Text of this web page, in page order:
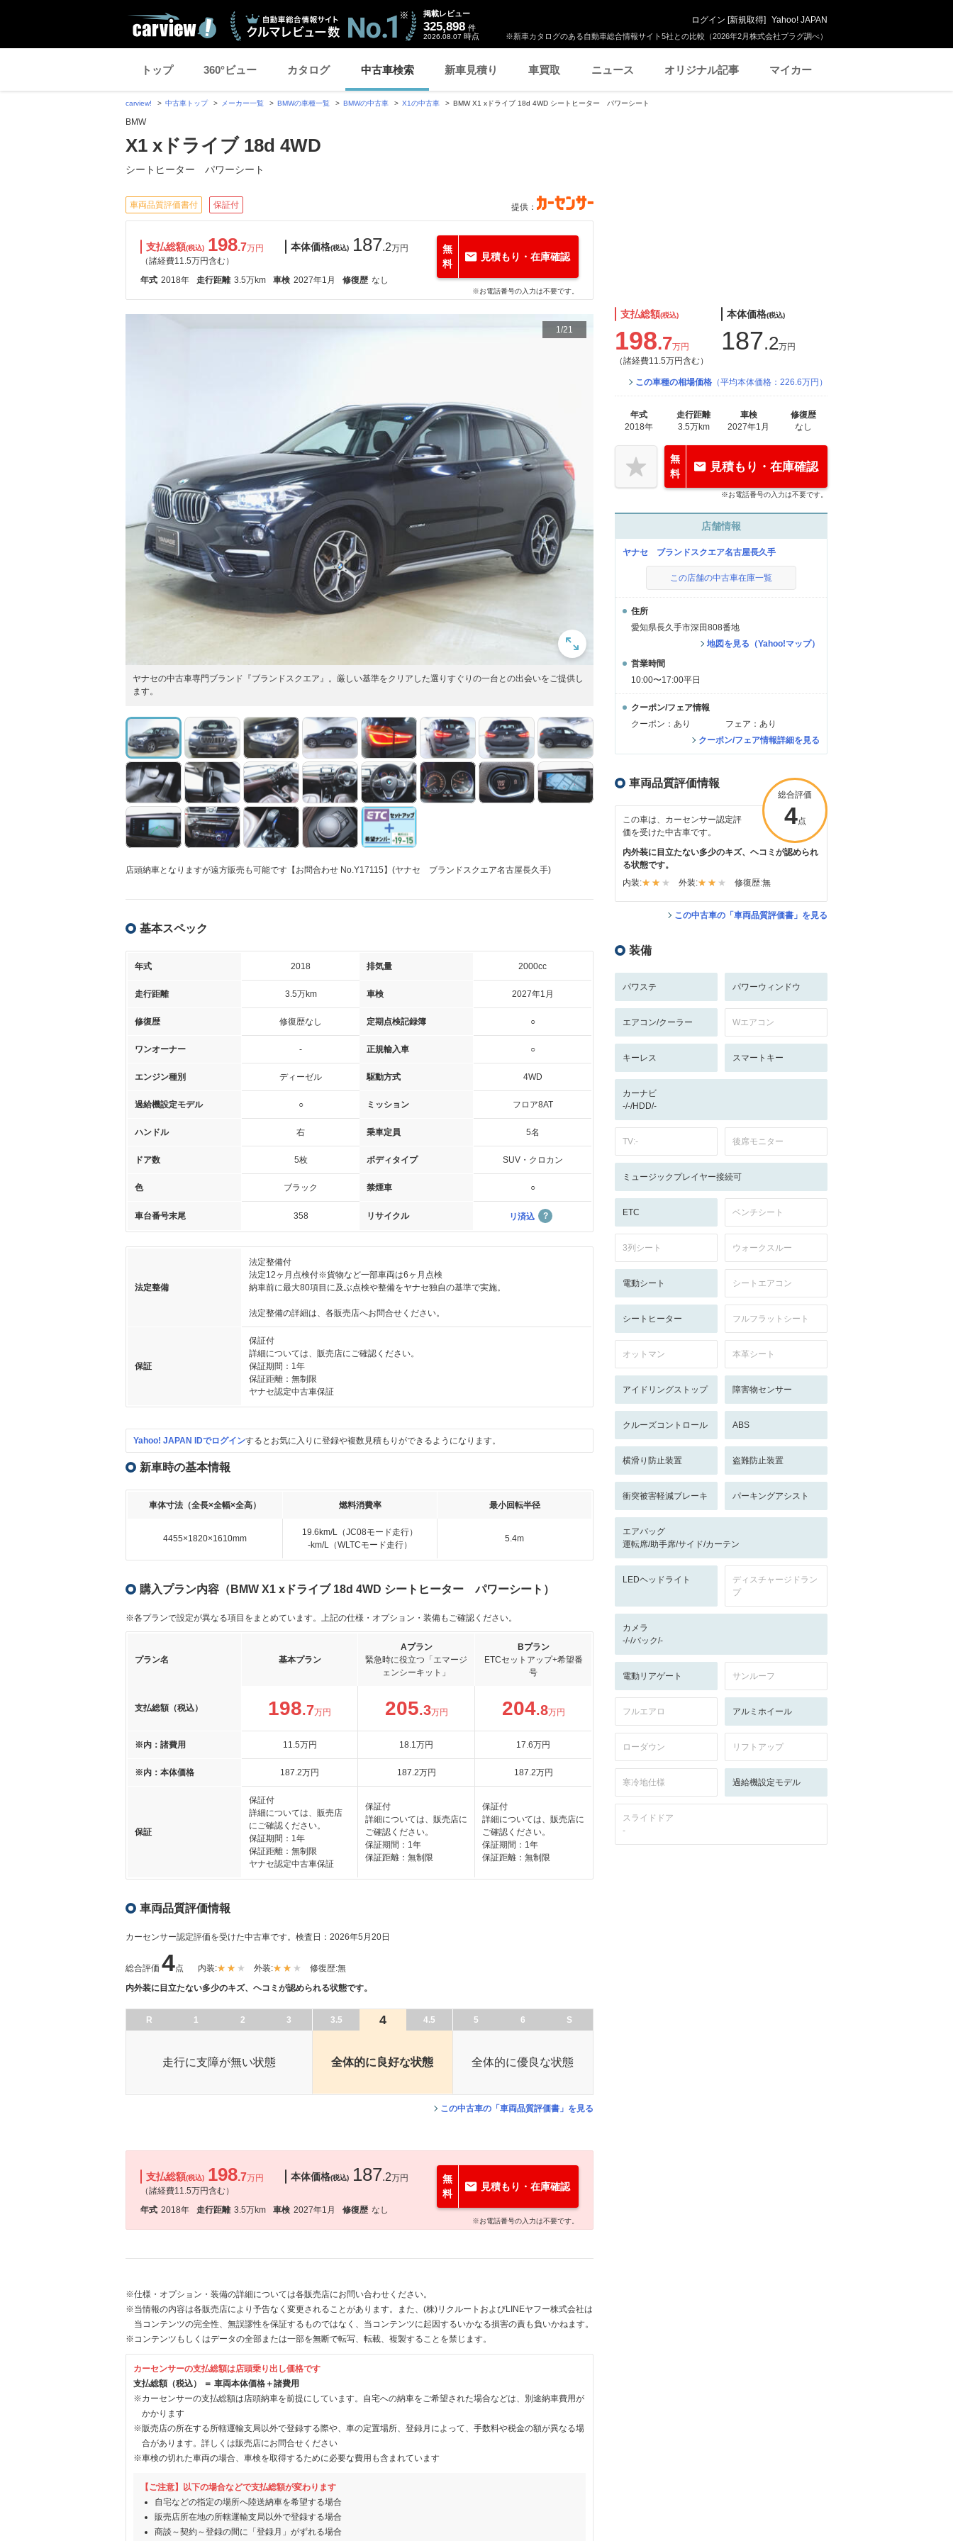
※新車カタログのある自動車総合情報サイト5社との比較（2026年2月株式会社プラグ調べ）
掲載レビュー
325,898 件
2026.08.07 時点
ログイン [新規取得] Yahoo! JAPAN
トップ 360°ビュー カタログ 中古車検索 新車見積り 車買取 ニュース オリジナル記事 マイカー
carview! 中古車トップ メーカー一覧 BMWの車種一覧 BMWの中古車 X1の中古車 BMW X1 xドライブ 18d 4WD シートヒーター パワーシート
BMW
X1 xドライブ 18d 4WD
シートヒーター パワーシート
車両品質評価書付 保証付 提供：
支払総額(税込) 198.7万円
（諸経費11.5万円含む）
本体価格(税込) 187.2万円
年式 2018年 走行距離 3.5万km 車検 2027年1月 修復歴 なし
無
料
見積もり・在庫確認
※お電話番号の入力は不要です。
1/21
ヤナセの中古車専門ブランド『ブランドスクエア』。厳しい基準をクリアした選りすぐりの一台との出会いをご提供し
ます。
店頭納車となりますが遠方販売も可能です【お問合わせ No.Y17115】(ヤナセ ブランドスクエア名古屋長久手)
基本スペック
年式 2018 排気量 2000cc
走行距離 3.5万km 車検 2027年1月
修復歴 修復歴なし 定期点検記録簿 ○
ワンオーナー - 正規輸入車 ○
エンジン種別 ディーゼル 駆動方式 4WD
過給機設定モデル ○ ミッション フロア8AT
ハンドル 右 乗車定員 5名
ドア数 5枚 ボディタイプ SUV・クロカン
色 ブラック 禁煙車 ○
車台番号末尾 358 リサイクル リ済込
法定整備
法定整備付
法定12ヶ月点検付※貨物など一部車両は6ヶ月点検
納車前に最大80項目に及ぶ点検や整備をヤナセ独自の基準で実施。
法定整備の詳細は、各販売店へお問合せください。
保証
保証付
詳細については、販売店にご確認ください。
保証期間：1年
保証距離：無制限
ヤナセ認定中古車保証
Yahoo! JAPAN IDでログインするとお気に入りに登録や複数見積もりができるようになります。
新車時の基本情報
車体寸法（全長×全幅×全高） 燃料消費率 最小回転半径
4455×1820×1610mm
19.6km/L（JC08モード走行）
-km/L（WLTCモード走行）
5.4m
購入プラン内容（BMW X1 xドライブ 18d 4WD シートヒーター パワーシート）
※各プランで設定が異なる項目をまとめています。上記の仕様・オプション・装備もご確認ください。
プラン名 基本プラン
Aプラン
緊急時に役立つ「エマージ
ェンシーキット」
Bプラン
ETCセットアップ+希望番
号
支払総額（税込） 198.7万円 205.3万円 204.8万円
※内：諸費用 11.5万円 18.1万円 17.6万円
※内：本体価格 187.2万円 187.2万円 187.2万円
保証
保証付
詳細については、販売店
にご確認ください。
保証期間：1年
保証距離：無制限
ヤナセ認定中古車保証
保証付
詳細については、販売店に
ご確認ください。
保証期間：1年
保証距離：無制限
保証付
詳細については、販売店に
ご確認ください。
保証期間：1年
保証距離：無制限
車両品質評価情報
カーセンサー認定評価を受けた中古車です。 検査日：2026年5月20日
総合評価 4点 内装: 外装: 修復歴:無
内外装に目立たない多少のキズ、ヘコミが認められる状態です。
R 1 2 3 3.5 4 4.5 5 6 S
走行に支障が無い状態 全体的に良好な状態 全体的に優良な状態
この中古車の「車両品質評価書」を見る
支払総額(税込) 198.7万円
（諸経費11.5万円含む）
本体価格(税込) 187.2万円
年式 2018年 走行距離 3.5万km 車検 2027年1月 修復歴 なし
無
料
見積もり・在庫確認
※お電話番号の入力は不要です。
※仕様・オプション・装備の詳細については各販売店にお問い合わせください。
※当情報の内容は各販売店により予告なく変更されることがあります。また、(株)リクルートおよびLINEヤフー株式会社は
当コンテンツの完全性、無誤謬性を保証するものではなく、当コンテンツに起因するいかなる損害の責も負いかねます。
※コンテンツもしくはデータの全部または一部を無断で転写、転載、複製することを禁じます。
カーセンサーの支払総額は店頭乗り出し価格です
支払総額（税込） ＝ 車両本体価格＋諸費用
※カーセンサーの支払総額は店頭納車を前提にしています。自宅への納車をご希望された場合などは、別途納車費用が
かかります
※販売店の所在する所轄運輸支局以外で登録する際や、車の定置場所、登録月によって、手数料や税金の額が異なる場
合があります。詳しくは販売店にお問合せください
※車検の切れた車両の場合、車検を取得するために必要な費用も含まれています
【ご注意】以下の場合などで支払総額が変わります
自宅などの指定の場所へ陸送納車を希望する場合
販売店所在地の所轄運輸支局以外で登録する場合
商談～契約～登録の間に「登録月」がずれる場合
支払総額(税込)
198.7万円
（諸経費11.5万円含む）
本体価格(税込)
187.2万円
この車種の相場価格 （平均本体価格：226.6万円）
年式
2018年
走行距離
3.5万km
車検
2027年1月
修復歴
なし
無
料
見積もり・在庫確認
※お電話番号の入力は不要です。
店舗情報
ヤナセ ブランドスクエア名古屋長久手
この店舗の中古車在庫一覧
住所
愛知県長久手市深田808番地
地図を見る（Yahoo!マップ）
営業時間
10:00〜17:00平日
クーポン/フェア情報
クーポン：あり
フェア：あり
クーポン/フェア情報詳細を見る
車両品質評価情報
総合評価
4点
この車は、カーセンサー認定評
価を受けた中古車です。
内外装に目立たない多少のキズ、ヘコミが認められ
る状態です。
内装:
外装: 修復歴:無
この中古車の「車両品質評価書」を見る
装備
パワステ パワーウィンドウ
エアコン/クーラー Wエアコン
キーレス スマートキー
カーナビ
-/-/HDD/-
TV:- 後席モニター
ミュージックプレイヤー接続可
ETC ベンチシート
3列シート ウォークスルー
電動シート シートエアコン
シートヒーター フルフラットシート
オットマン 本革シート
アイドリングストップ 障害物センサー
クルーズコントロール ABS
横滑り防止装置 盗難防止装置
衝突被害軽減ブレーキ パーキングアシスト
エアバッグ
運転席/助手席/サイド/カーテン
LEDヘッドライト
ディスチャージドラン
プ
カメラ
-/-/バック/-
電動リアゲート サンルーフ
フルエアロ アルミホイール
ローダウン リフトアップ
寒冷地仕様 過給機設定モデル
スライドドア
-